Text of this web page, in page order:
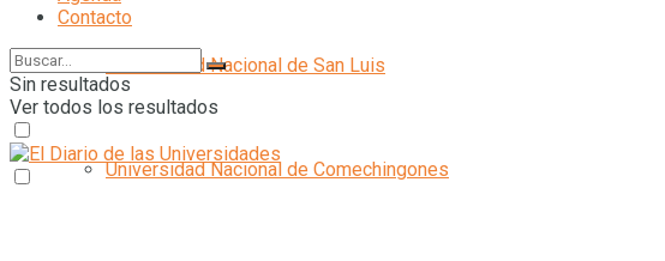
Universidad Nacional de San Luis
Universidad Nacional de Comechingones
Contacto
Sin resultados
Ver todos los resultados